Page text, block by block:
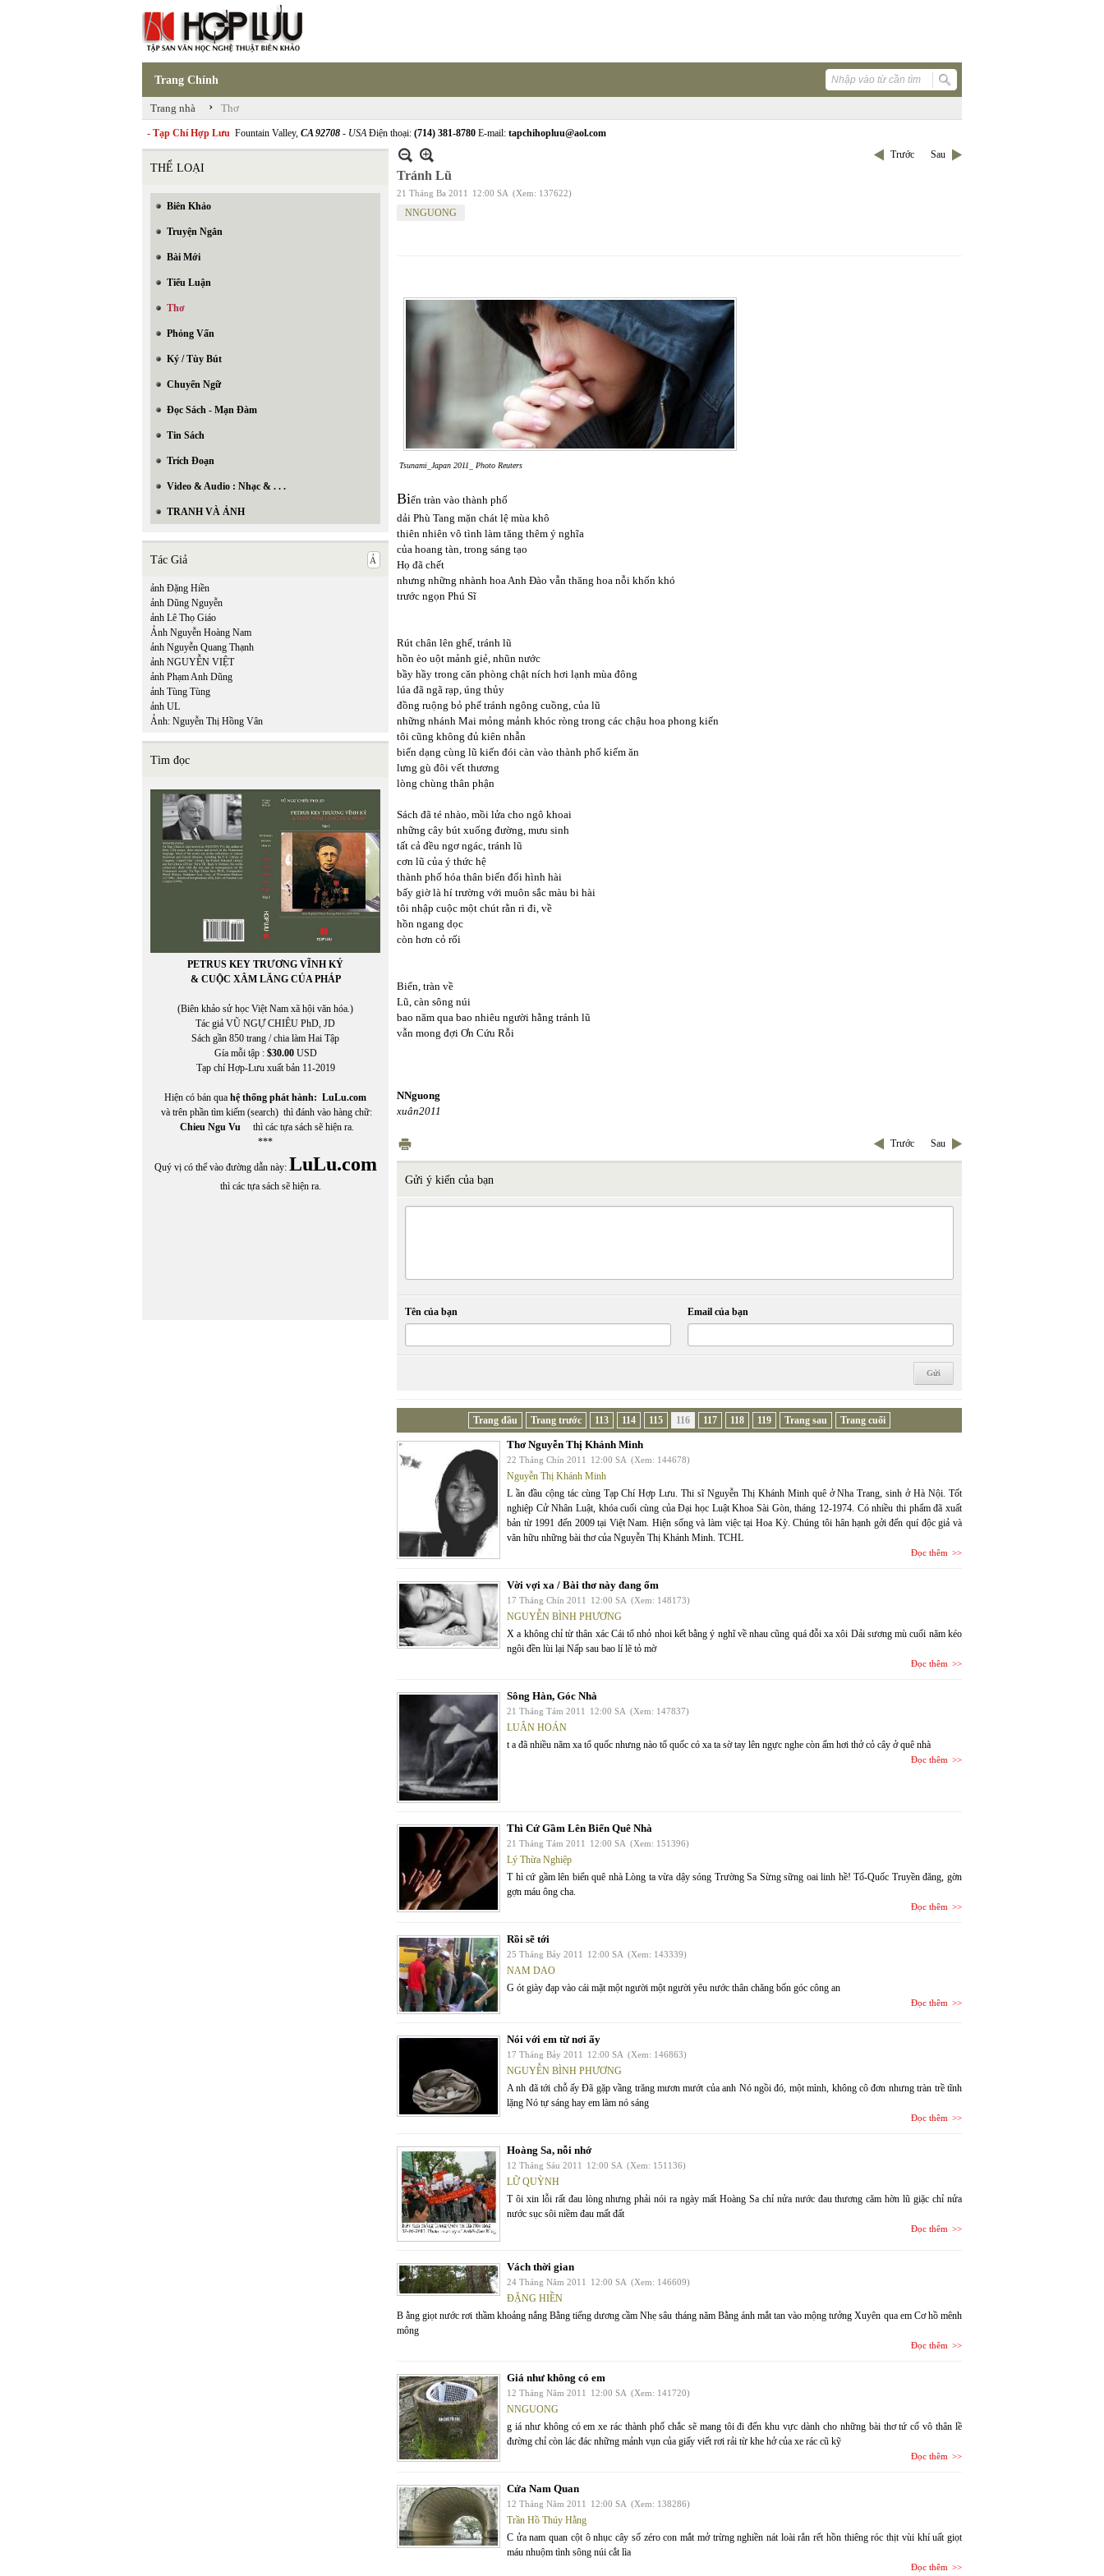
Trang Chính
Trang nhà › Thơ
- Tạp Chí Hợp Lưu Fountain Valley, CA 92708 - USAĐiện thoại: (714) 381-8780 E-mail: tapchihopluu@aol.com
THỂ LOẠI
Biên Khảo
Truyện Ngắn
Bài Mới
Tiểu Luận
Thơ
Phỏng Vấn
Ký / Tùy Bút
Chuyển Ngữ
Đọc Sách - Mạn Đàm
Tin Sách
Trích Đoạn
Video & Audio : Nhạc & . . .
TRANH VÀ ẢNH
Tác Giả
ảnh Đặng Hiền
ảnh Dũng Nguyễn
ảnh Lê Thọ Giáo
Ảnh Nguyễn Hoàng Nam
ảnh Nguyễn Quang Thạnh
ảnh NGUYỄN VIỆT
ảnh Phạm Anh Dũng
ảnh Tùng Tùng
ảnh UL
Ảnh: Nguyễn Thị Hồng Vân
Tìm đọc
PETRUS KEY TRƯƠNG VĨNH KÝ
& CUỘC XÂM LĂNG CỦA PHÁP
(Biên khảo sử học Việt Nam xã hội văn hóa.)
Tác giả VŨ NGỰ CHIÊU PhD, JD
Sách gần 850 trang / chia làm Hai Tập
Gía mỗi tập : $30.00USD
Tạp chí Hợp-Lưu xuất bản 11-2019
Hiện có bán qua hệ thống phát hành: LuLu.com
và trên phần tìm kiếm (search) thì đánh vào hàng chữ:
Chieu Ngu Vu thì các tựa sách sẽ hiện ra.
***
Quý vị có thể vào đường dẫn này: LuLu.com
thì các tựa sách sẽ hiện ra.
Trước Sau
Tránh Lũ
21 Tháng Ba 2011 12:00 SA (Xem: 137622)
NNGUONG
Tsunami_Japan 2011_ Photo Reuters
Biển tràn vào thành phố
dải Phù Tang mặn chát lệ mùa khô
thiên nhiên vô tình làm tăng thêm ý nghĩa
của hoang tàn, trong sáng tạo
Họ đã chết
nhưng những nhành hoa Anh Đào vẫn thăng hoa nỗi khốn khó
trước ngọn Phú Sĩ
Rút chân lên ghế, tránh lũ
hồn èo uột mảnh giẻ, nhũn nước
bầy hầy trong căn phòng chật ních hơi lạnh mùa đông
lúa đã ngã rạp, úng thủy
đồng ruộng bỏ phế tránh ngông cuồng, của lũ
những nhánh Mai mỏng mảnh khóc ròng trong các chậu hoa phong kiến
tôi cũng không đủ kiên nhẫn
biến dạng cùng lũ kiến đói càn vào thành phố kiếm ăn
lưng gù đôi vết thương
lòng chùng thân phận
Sách đã té nhào, mồi lửa cho ngô khoai
những cây bút xuống đường, mưu sinh
tất cả đều ngơ ngác, tránh lũ
cơn lũ của ý thức hệ
thành phố hóa thân biến đổi hình hài
bấy giờ là hí trường với muôn sắc màu bi hài
tôi nhập cuộc một chút rằn ri đi, về
hồn ngang dọc
còn hơn cỏ rối
Biển, tràn về
Lũ, càn sông núi
bao năm qua bao nhiêu người hằng tránh lũ
vẫn mong đợi Ơn Cứu Rỗi
NNguong
xuân2011
Trước Sau
Gửi ý kiến của bạn
Tên của bạn Email của bạn
Trang đầu Trang trước 113 114 115 116 117 118 119 Trang sau Trang cuối
Thơ Nguyễn Thị Khánh Minh
22 Tháng Chín 2011 12:00 SA (Xem: 144678)
Nguyễn Thị Khánh Minh
L ần đầu cộng tác cùng Tạp Chí Hợp Lưu. Thi sĩ Nguyễn Thị Khánh Minh quê ở Nha Trang, sinh ở Hà Nội. Tốt
nghiệp Cử Nhân Luật, khóa cuối cùng của Đại học Luật Khoa Sài Gòn, tháng 12-1974. Có nhiều thi phẩm đã xuất
bản từ 1991 đến 2009 tại Việt Nam. Hiện sống và làm việc tại Hoa Kỳ. Chúng tôi hân hạnh gởi đến quí độc giả và
văn hữu những bài thơ của Nguyễn Thị Khánh Minh. TCHL
Đọc thêm
Vời vợi xa / Bài thơ này đang ốm
17 Tháng Chín 2011 12:00 SA (Xem: 148173)
NGUYỄN BÌNH PHƯƠNG
X a không chỉ từ thân xác Cái tổ nhỏ nhoi kết bằng ý nghĩ về nhau cũng quá đỗi xa xôi Dải sương mù cuối năm kéo
ngôi đền lùi lại Nấp sau bao lí lẽ tỏ mờ
Đọc thêm
Sông Hàn, Góc Nhà
21 Tháng Tám 2011 12:00 SA (Xem: 147837)
LUÂN HOÁN
t a đã nhiều năm xa tổ quốc nhưng nào tổ quốc có xa ta sờ tay lên ngực nghe còn ấm hơi thở cỏ cây ở quê nhà
Đọc thêm
Thì Cứ Gầm Lên Biển Quê Nhà
21 Tháng Tám 2011 12:00 SA (Xem: 151396)
Lý Thừa Nghiệp
T hì cứ gầm lên biển quê nhà Lòng ta vừa dậy sóng Trường Sa Sừng sững oai linh hề! Tổ-Quốc Truyền đăng, gờn
gợn máu ông cha.
Đọc thêm
Rồi sẽ tới
25 Tháng Bảy 2011 12:00 SA (Xem: 143339)
NAM DAO
G ót giày đạp vào cái mặt một người một người yêu nước thân chăng bốn góc công an
Đọc thêm
Nói với em từ nơi ấy
17 Tháng Bảy 2011 12:00 SA (Xem: 146863)
NGUYỄN BÌNH PHƯƠNG
A nh đã tới chỗ ấy Đã gặp vầng trăng mươn mướt của anh Nó ngồi đó, một mình, không cô đơn nhưng tràn trề tĩnh
lặng Nó tự sáng hay em làm nó sáng
Đọc thêm
Hoàng Sa, nỗi nhớ
12 Tháng Sáu 2011 12:00 SA (Xem: 151136)
LỮ QUỲNH
T ôi xin lỗi rất đau lòng nhưng phải nói ra ngày mất Hoàng Sa chỉ nửa nước đau thương căm hờn lũ giặc chỉ nửa
nước sục sôi niềm đau mất đất
Đọc thêm
Vách thời gian
24 Tháng Năm 2011 12:00 SA (Xem: 146609)
ĐẶNG HIỀN
B ằng giọt nước rơi thầm khoảng nắng Bằng tiếng dương cầm Nhẹ sâu tháng năm Bằng ánh mắt tan vào mộng tưởng Xuyên qua em Cơ hồ mênh
mông
Đọc thêm
Giá như không có em
12 Tháng Năm 2011 12:00 SA (Xem: 141720)
NNGUONG
g iá như không có em xe rác thành phố chắc sẽ mang tôi đi đến khu vực dành cho những bài thơ tứ cố vô thân lề
đường chỉ còn lác đác những mảnh vụn của giấy viết rơi rải từ khe hở của xe rác cũ kỹ
Đọc thêm
Cửa Nam Quan
12 Tháng Năm 2011 12:00 SA (Xem: 138286)
Trần Hồ Thúy Hằng
C ửa nam quan cột ô nhục cây số zéro con mắt mở trừng nghiền nát loài rắn rết hồn thiêng róc thịt vùi khí uất giọt
máu nhuộm tình sông núi cắt lìa
Đọc thêm